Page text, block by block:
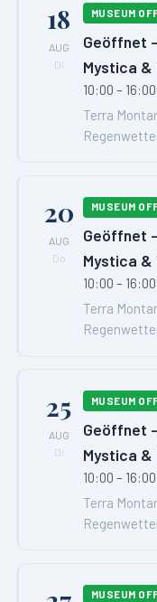
18
AUG
Di
MUSEUM
Geöffnet
Mystica &
10:00 –
Terra
20
AUG
Do
MUSEUM
Geöffnet
Mystica &
10:00 –
Terra
25
AUG
Di
MUSEUM
Geöffnet
Mystica &
10:00 –
Terra
MUSEUM